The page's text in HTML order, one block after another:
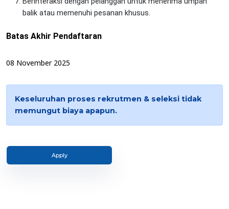
balik atau memenuhi pesanan khusus.
Batas Akhir Pendaftaran
08 November 2025
Keseluruhan proses rekrutmen & seleksi tidak
memungut biaya apapun.
Apply